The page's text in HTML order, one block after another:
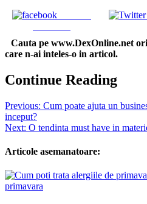
Cauta pe www.DexOnline.net
care n-ai inteles-o in articol.
Continue Reading
Previous: Cum poate ajuta un
inceput?
Next: O tendinta must have in
Articole asemanatoare:
primavara